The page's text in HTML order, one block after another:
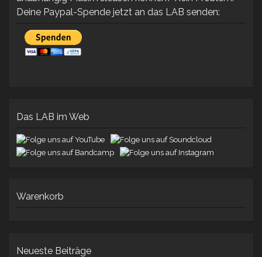
Deine Paypal-Spende jetzt an das LAB senden:
Das LAB im Web
Warenkorb
Neueste Beiträge